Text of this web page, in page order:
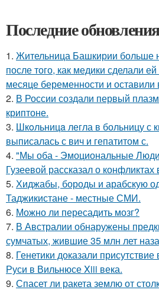
Последние
1. Жительница Башкирии больше
после того, как медики сделали
месяце беременности и оставили
2. В России создали первый
криптоне.
3. Шкoльницa легла в больницу с
выписалась с вич и гепатитом с.
4. "Мы оба - Эмоциональные
Гузеевой рассказал о конфликтах
5. Хиджабы, бороды и арабскую
Таджикистане - местные СМИ.
6. Можно ли пересадить мозг?
7. В Австралии обнаружены
сумчатых, жившие 35 млн лет
8. Генетики доказали
Руси в Вильнюсе Xiii века.
9. Спасет ли ракета землю от